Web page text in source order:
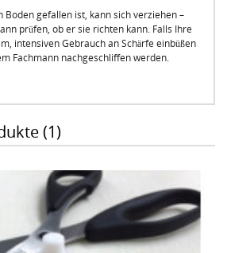
Boden gefallen ist, kann sich verziehen –
prüfen, ob er sie richten kann. Falls Ihre
intensiven Gebrauch an Schärfe einbüßen
Fachmann nachgeschliffen werden.
(1)